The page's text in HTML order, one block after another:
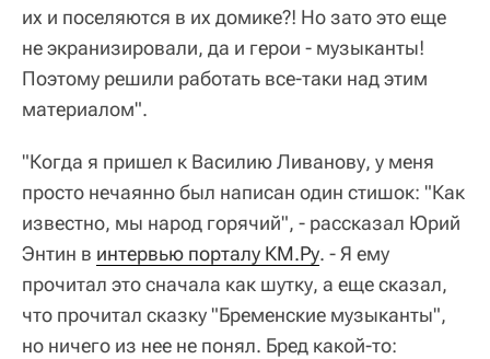
их и поселяются в их домике?! Но зато это еще
не экранизировали, да и герои - музыканты!
Поэтому решили работать все-таки над этим
материалом".
"Когда я пришел к Василию Ливанову, у меня
просто нечаянно был написан один стишок: "Как
известно, мы народ горячий", - рассказал Юрий
Энтин в интервью порталу КМ.Ру. - Я ему
прочитал это сначала как шутку, а еще сказал,
что прочитал сказку "Бременские музыканты",
но ничего из нее не понял. Бред какой-то: